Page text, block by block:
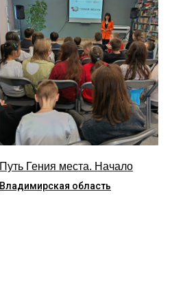
Путь Гения места. Начало
Владимирская область